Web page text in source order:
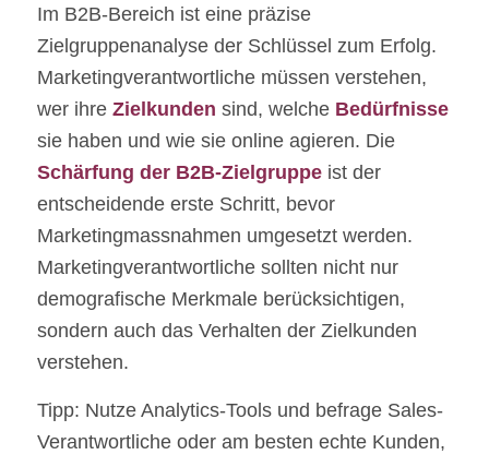
Im B2B-Bereich ist eine präzise
Zielgruppenanalyse der Schlüssel zum Erfolg.
Marketingverantwortliche müssen verstehen,
wer ihre Zielkunden sind, welche Bedürfnisse
sie haben und wie sie online agieren. Die
Schärfung der B2B-Zielgruppeist der
entscheidende erste Schritt, bevor
Marketingmassnahmen umgesetzt werden.
Marketingverantwortliche sollten nicht nur
demografische Merkmale berücksichtigen,
sondern auch das Verhalten der Zielkunden
verstehen.
Tipp: Nutze Analytics-Tools und befrage Sales-
Verantwortliche oder am besten echte Kunden,